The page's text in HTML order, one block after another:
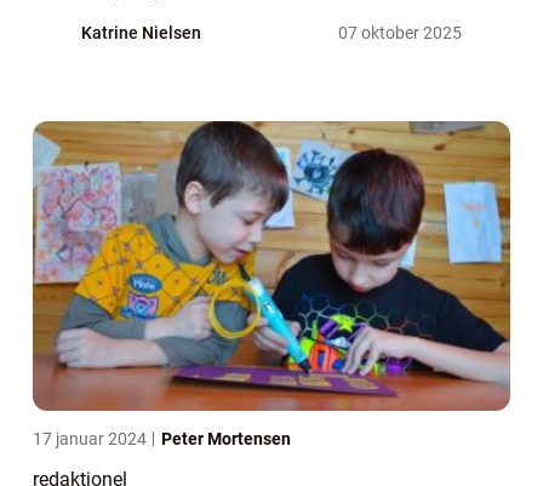
Katrine Nielsen 07 oktober 2025
17 januar 2024 Peter Mortensen
redaktionel